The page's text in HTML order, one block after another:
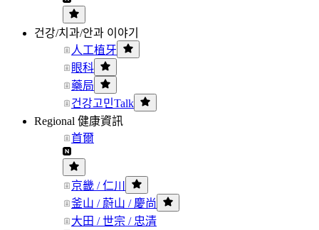
건강/치과/안과 이야기
人工植牙
眼科
藥局
건강고민Talk
Regional 健康資訊
首爾
京畿 / 仁川
釜山 / 蔚山 / 慶尚
大田 / 世宗 / 忠清